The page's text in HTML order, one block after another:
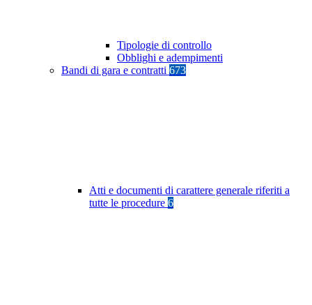
Tipologie di controllo
Obblighi e adempimenti
Bandi di gara e contratti 673
Atti e documenti di carattere generale riferiti a
tutte le procedure 6